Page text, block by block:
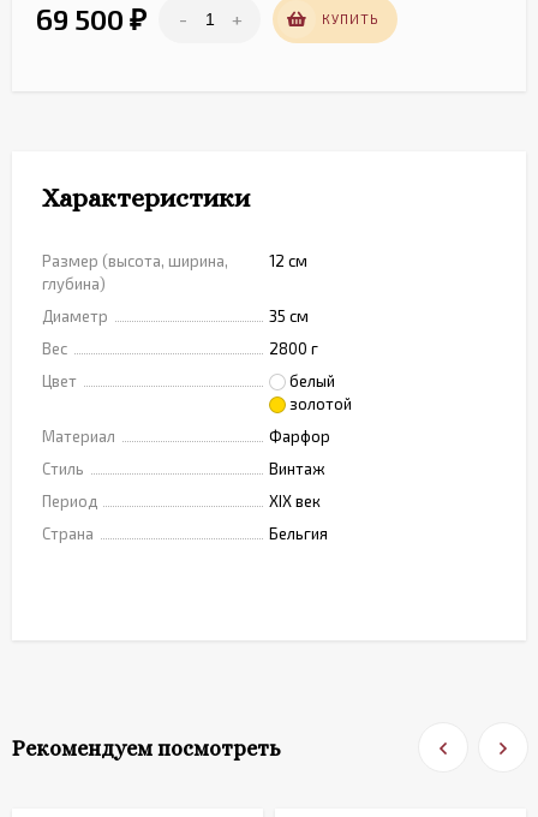
69 500 ₽ - + КУПИТЬ
Характеристики
Размер (высота, ширина,
глубина)
12 см
Диаметр
35 см
Вес
2800 г
Цвет
белый
золотой
Материал
Фарфор
Стиль
Винтаж
Период
XIX век
Страна
Бельгия
Рекомендуем посмотреть